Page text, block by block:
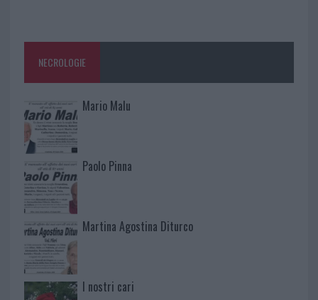
NECROLOGIE
Mario Malu
Paolo Pinna
Martina Agostina Diturco
I nostri cari